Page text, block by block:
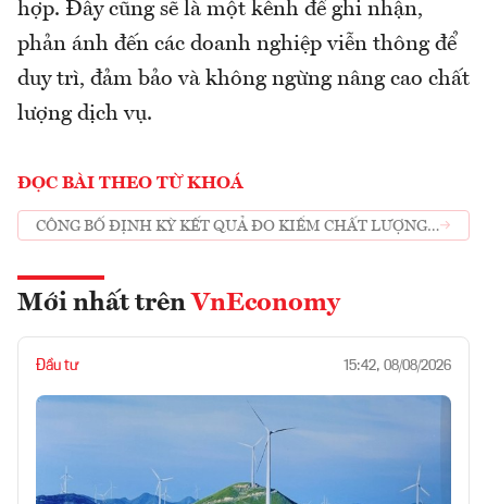
hợp. Đây cũng sẽ là một kênh để ghi nhận,
phản ánh đến các doanh nghiệp viễn thông để
duy trì, đảm bảo và không ngừng nâng cao chất
lượng dịch vụ.
ĐỌC BÀI THEO TỪ KHOÁ
CÔNG BỐ ĐỊNH KỲ KẾT QUẢ ĐO KIỂM CHẤT LƯỢNG
Mới nhất trên VnEconomy
Đầu tư 15:42, 08/08/2026